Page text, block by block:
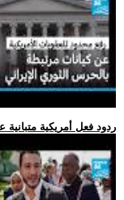
.. ردود فعل أمريكية